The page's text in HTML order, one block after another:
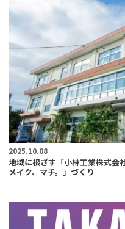
2025.10.08
地域に根ざす「小林工業株式会
メイク、マチ。」づくり